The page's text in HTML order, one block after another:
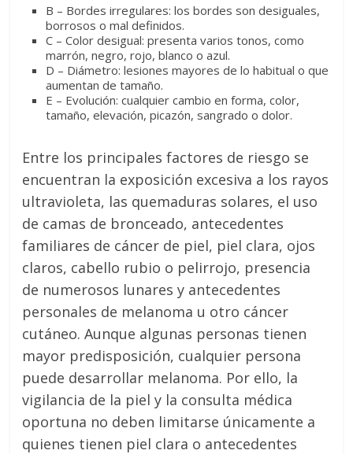
B – Bordes irregulares: los bordes son desiguales,
borrosos o mal definidos.
C – Color desigual: presenta varios tonos, como
marrón, negro, rojo, blanco o azul.
D – Diámetro: lesiones mayores de lo habitual o que
aumentan de tamaño.
E – Evolución: cualquier cambio en forma, color,
tamaño, elevación, picazón, sangrado o dolor.
Entre los principales factores de riesgo se
encuentran la exposición excesiva a los rayos
ultravioleta, las quemaduras solares, el uso
de camas de bronceado, antecedentes
familiares de cáncer de piel, piel clara, ojos
claros, cabello rubio o pelirrojo, presencia
de numerosos lunares y antecedentes
personales de melanoma u otro cáncer
cutáneo. Aunque algunas personas tienen
mayor predisposición, cualquier persona
puede desarrollar melanoma. Por ello, la
vigilancia de la piel y la consulta médica
oportuna no deben limitarse únicamente a
quienes tienen piel clara o antecedentes